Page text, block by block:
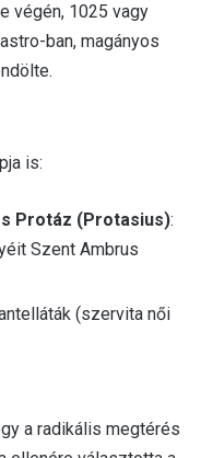
végén, 1025 vagy
ban, magányos
is:
Protáz (Protasius):
Szent Ambrus
(szervita női
a radikális megtérés